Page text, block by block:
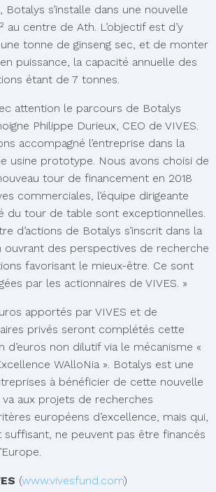
Botalys s’installe dans une nouvelle
au centre de Ath. L’objectif est d’y
tonne de ginseng sec, et de monter
puissance, la capacité annuelle des
étant de 7 tonnes.
attention le parcours de Botalys
Philippe Durieux, CEO de VIVES.
accompagné l’entreprise dans la
usine prototype. Nous avons choisi de
tour de financement en 2018
commerciales, l’équipe dirigeante
du tour de table sont exceptionnelles.
d’actions de Botalys s’inscrit dans la
ouvrant des perspectives de recherche
favorisant le mieux-être. Ce sont
par les actionnaires de VIVES. »
apportés par VIVES et de
privés seront complétés cette
d’euros non dilutif via le mécanisme «
WAlloNia ». Botalys est une
à bénéficier de cette nouvelle
aux projets de recherches
européens d’excellence, mais qui,
suffisant, ne peuvent pas être financés
(www.vivesfund.com)